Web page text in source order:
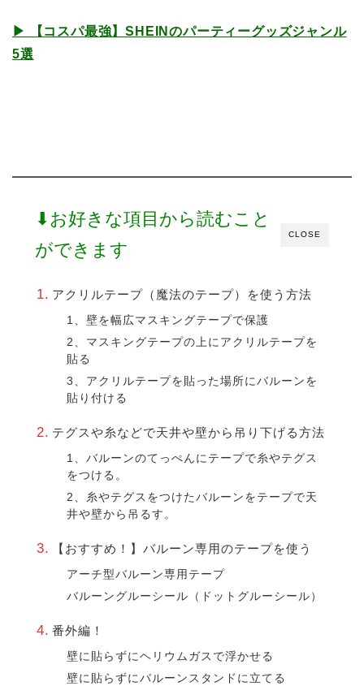
▶︎ 【コスパ最強】SHEINのパーティーグッズジャンル
5選
CLOSE
⬇︎お好きな項目から読むこと
ができます
アクリルテープ（魔法のテープ）を使う方法
1、壁を幅広マスキングテープで保護
2、マスキングテープの上にアクリルテープを
貼る
3、アクリルテープを貼った場所にバルーンを
貼り付ける
テグスや糸などで天井や壁から吊り下げる方法
1、バルーンのてっぺんにテープで糸やテグス
をつける。
2、糸やテグスをつけたバルーンをテープで天
井や壁から吊るす。
【おすすめ！】バルーン専用のテープを使う
アーチ型バルーン専用テープ
バルーングルーシール（ドットグルーシール）
番外編！
壁に貼らずにヘリウムガスで浮かせる
壁に貼らずにバルーンスタンドに立てる